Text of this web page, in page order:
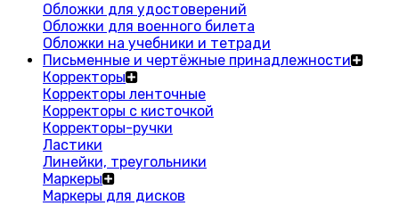
Обложки для удостоверений
Обложки для военного билета
Обложки на учебники и тетради
Письменные и чертёжные принадлежности
Корректоры
Корректоры ленточные
Корректоры с кисточкой
Корректоры-ручки
Ластики
Линейки, треугольники
Маркеры
Маркеры для дисков